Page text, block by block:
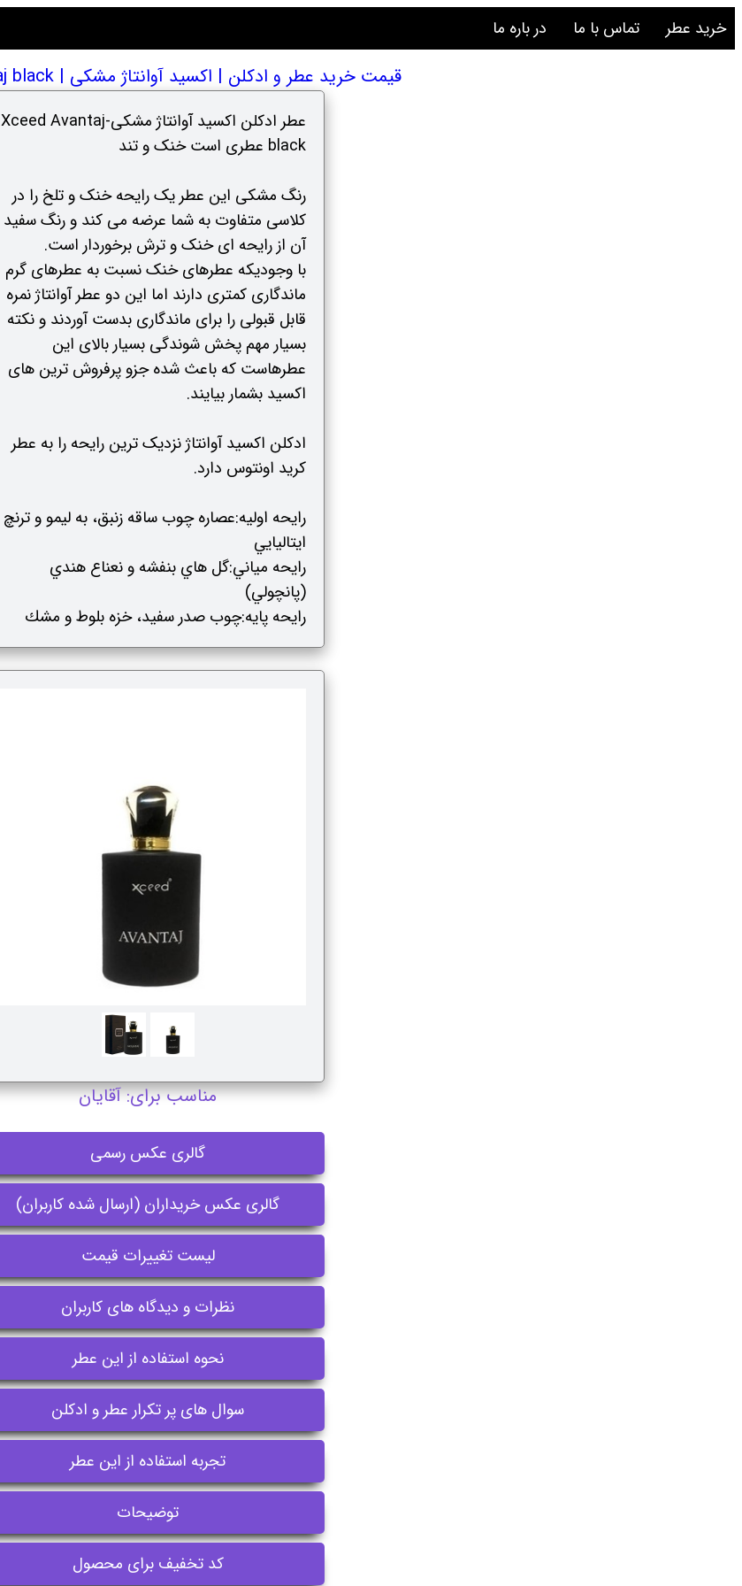
خرید عطر تماس با ما در باره ما
قیمت خرید عطر و ادکلن | اکسید آوانتاژ مشکی | Xceed Avantaj black
عطر ادکلن اکسید آوانتاژ مشکی-Xceed Avantaj
black عطری است خنک و تند
رنگ مشکی این عطر یک رایحه خنک و تلخ را در
کلاسی متفاوت به شما عرضه می کند و رنگ سفید
آن از رایحه ای خنک و ترش برخوردار است.
با وجودیکه عطرهای خنک نسبت به عطرهای گرم
ماندگاری کمتری دارند اما این دو عطر آوانتاژ نمره
قابل قبولی را برای ماندگاری بدست آوردند و نکته
بسیار مهم پخش شوندگی بسیار بالای این
عطرهاست که باعث شده جزو پرفروش ترین های
اکسید بشمار بیایند.
ادکلن اکسید آوانتاژ نزدیک ترین رایحه را به عطر
کرید اونتوس دارد.
رایحه اولیه:عصاره چوب ساقه زنبق، به ليمو و ترنچ
ايتاليايي
رایحه مياني:گل هاي بنفشه و نعناع هندي
‏(‏پانچولي‏)‏
رایحه پايه:چوب صدر سفيد، خزه بلوط و مشك
مناسب برای: آقایان
گالری عکس رسمی
گالری عکس خریداران (ارسال شده کاربران)
لیست تغییرات قیمت
نظرات و دیدگاه های کاربران
نحوه استفاده از این عطر
سوال های پر تکرار عطر و ادکلن
تجربه استفاده از این عطر
توضیحات
کد تخفیف برای محصول